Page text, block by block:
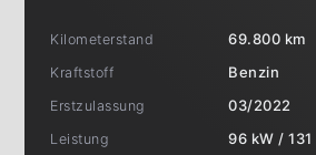
Kilometerstand
69.800 km
Kraftstoff
Benzin
Erstzulassung
03/2022
Leistung
96 kW / 131